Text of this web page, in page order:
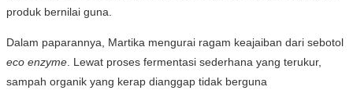
produk bernilai guna.
Dalam paparannya, Martika mengurai ragam keajaiban dari sebotol
eco enzyme. Lewat proses fermentasi sederhana yang terukur,
sampah organik yang kerap dianggap tidak berguna